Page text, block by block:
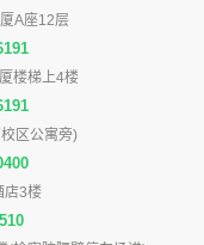
A座12层
楼梯上4楼
区公寓旁)
店3楼